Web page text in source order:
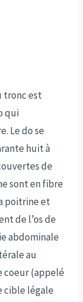
tronc est
qui
Le do se
huit à
de
sont en fibre
poitrine et
de l’os de
abdominale
au
coeur (appelé
cible légale